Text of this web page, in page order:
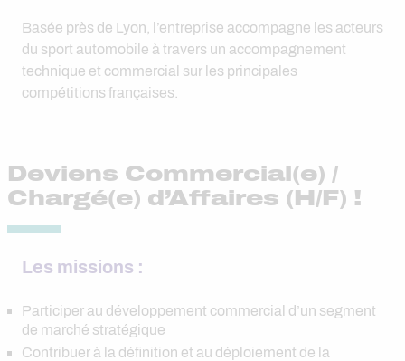
Basée près de Lyon, l’entreprise accompagne les acteurs
du sport automobile à travers un accompagnement
technique et commercial sur les principales
compétitions françaises.
Deviens Commercial(e) /
Chargé(e) d’Affaires (H/F) !
Les missions :
Participer au développement commercial d’un segment
de marché stratégique
Contribuer à la définition et au déploiement de la